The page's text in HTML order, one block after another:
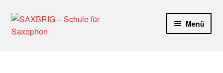
Zur
Navigation
Zum
Inhalt
Menü